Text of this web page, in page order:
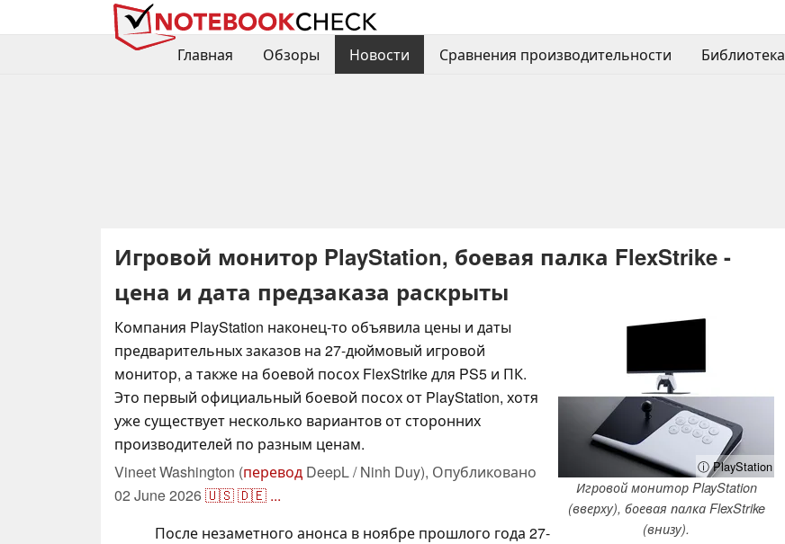
Главная
Обзоры Новости Сравнения производительности Библиотека
Игровой монитор PlayStation, боевая палка FlexStrike -
цена и дата предзаказа раскрыты
ⓘ PlayStation
Игровой монитор PlayStation
(вверху), боевая палка FlexStrike
(внизу).
Компания PlayStation наконец-то объявила цены и даты
предварительных заказов на 27-дюймовый игровой
монитор, а также на боевой посох FlexStrike для PS5 и ПК.
Это первый официальный боевой посох от PlayStation, хотя
уже существует несколько вариантов от сторонних
производителей по разным ценам.
Vineet Washington (перевод DeepL / Ninh Duy), Опубликовано
02 June 2026🇺🇸🇩🇪 ...
После незаметного анонса в ноябре прошлого года 27-